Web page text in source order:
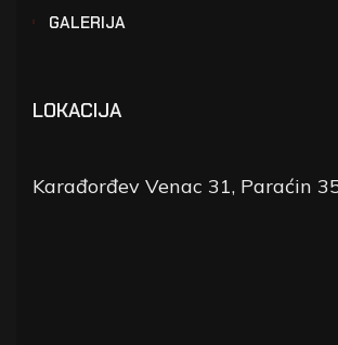
GALERIJA
LOKACIJA
Karađorđev Venac 31, Paraćin